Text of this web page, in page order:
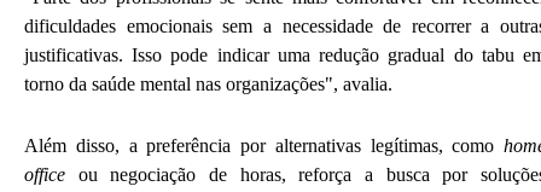
dificuldades emocionais sem a necessidade de recorrer a
justificativas. Isso pode indicar uma redução gradual do tabu
torno da saúde mental nas organizações", avalia.
Além disso, a preferência por alternativas legítimas, como
office ou negociação de horas, reforça a busca por